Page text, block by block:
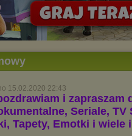
wyświetlana Ci reklama nie
a będzie to reklama
przeglądarki internetowej w
plików cookies na
usunąć pliki cookies,
ustawieniach przeglądarki
pod adresem
.
15.02.2020 22:43
i zapraszam
Seriale, TV
Tapety, Emotki i wiele